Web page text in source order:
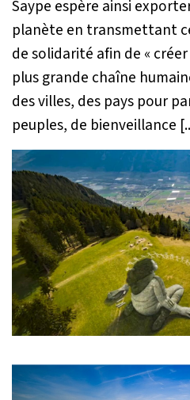
Saype espère ainsi
planète en transmettant
de solidarité afin de «
plus grande chaîne
des villes, des pays pour
peuples, de bienveillance